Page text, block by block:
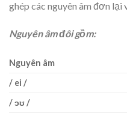
ghép các nguyên âm đơn lại
Nguyên âm đôi gồm:
Nguyên âm
/ ei /
/ ɔʊ /